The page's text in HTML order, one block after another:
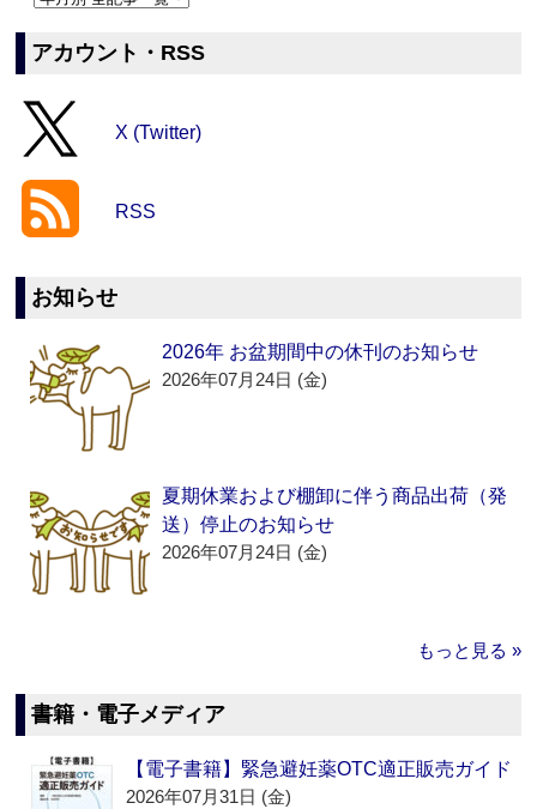
アカウント・RSS
X (Twitter)
RSS
お知らせ
2026年 お盆期間中の休刊のお知らせ
2026年07月24日 (金)
夏期休業および棚卸に伴う商品出荷（発
送）停止のお知らせ
2026年07月24日 (金)
もっと見る »
書籍・電子メディア
【電子書籍】緊急避妊薬OTC適正販売ガイド
2026年07月31日 (金)